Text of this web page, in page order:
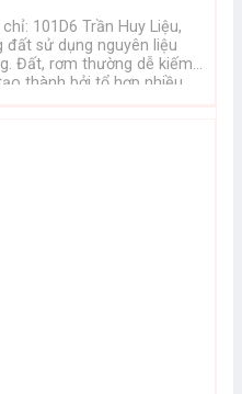
101D6 Trần Huy Liệu,
đất sử dụng nguyên liệu
Đất, rơm thường dễ kiếm ở
thành bởi tổ hợp nhiều